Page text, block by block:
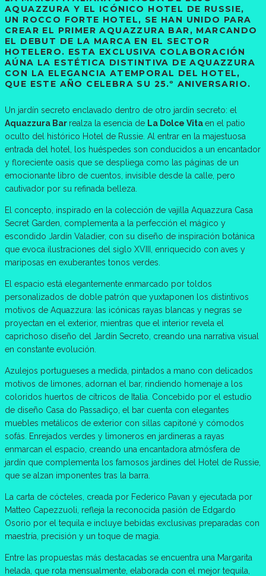
AQUAZZURA Y EL ICÓNICO HOTEL DE RUSSIE,
UN ROCCO FORTE HOTEL, SE HAN UNIDO PARA
CREAR EL PRIMER AQUAZZURA BAR, MARCANDO
EL DEBUT DE LA MARCA EN EL SECTOR
HOTELERO. ESTA EXCLUSIVA COLABORACIÓN
AÚNA LA ESTÉTICA DISTINTIVA DE AQUAZZURA
CON LA ELEGANCIA ATEMPORAL DEL HOTEL,
QUE ESTE AÑO CELEBRA SU 25.º ANIVERSARIO.
Un jardín secreto enclavado dentro de otro jardín secreto: el
Aquazzura Bar realza la esencia de La Dolce Vitaen el patio
oculto del histórico Hotel de Russie. Al entrar en la majestuosa
entrada del hotel, los huéspedes son conducidos a un encantador
y floreciente oasis que se despliega como las páginas de un
emocionante libro de cuentos, invisible desde la calle, pero
cautivador por su refinada belleza.
El concepto, inspirado en la colección de vajilla Aquazzura Casa
Secret Garden, complementa a la perfección el mágico y
escondido Jardín Valadier, con su diseño de inspiración botánica
que evoca ilustraciones del siglo XVIII, enriquecido con aves y
mariposas en exuberantes tonos verdes.
El espacio está elegantemente enmarcado por toldos
personalizados de doble patrón que yuxtaponen los distintivos
motivos de Aquazzura: las icónicas rayas blancas y negras se
proyectan en el exterior, mientras que el interior revela el
caprichoso diseño del Jardín Secreto, creando una narrativa visual
en constante evolución.
Azulejos portugueses a medida, pintados a mano con delicados
motivos de limones, adornan el bar, rindiendo homenaje a los
coloridos huertos de cítricos de Italia. Concebido por el estudio
de diseño Casa do Passadiço, el bar cuenta con elegantes
muebles metálicos de exterior con sillas capitoné y cómodos
sofás. Enrejados verdes y limoneros en jardineras a rayas
enmarcan el espacio, creando una encantadora atmósfera de
jardín que complementa los famosos jardines del Hotel de Russie,
que se alzan imponentes tras la barra.
La carta de cócteles, creada por Federico Pavan y ejecutada por
Matteo Capezzuoli, refleja la reconocida pasión de Edgardo
Osorio por el tequila e incluye bebidas exclusivas preparadas con
maestría, precisión y un toque de magia.
Entre las propuestas más destacadas se encuentra una Margarita
helada, que rota mensualmente, elaborada con el mejor tequila,